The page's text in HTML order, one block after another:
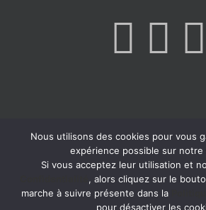
Nous utilisons des cookies pour vous
expérience possible sur notre
Si vous acceptez leur utilisation et
, alors cliquez sur le
marche à suivre présente dans la
pour désactiver les